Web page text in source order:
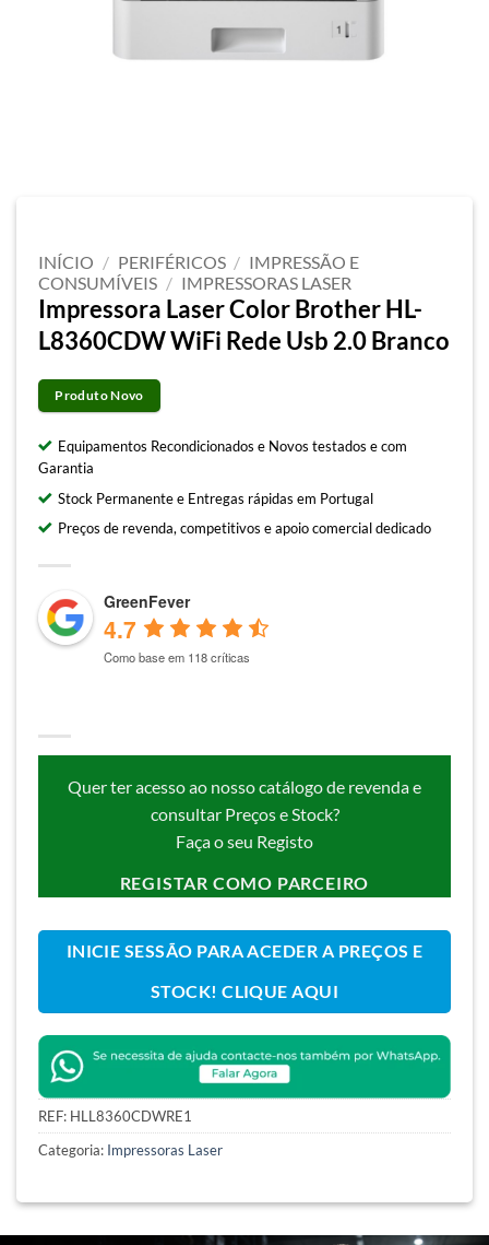
INÍCIO / PERIFÉRICOS / IMPRESSÃO E
CONSUMÍVEIS / IMPRESSORAS LASER
Impressora Laser Color Brother HL-
L8360CDW WiFi Rede Usb 2.0 Branco
Produto Novo
Equipamentos Recondicionados e Novos testados e com
Garantia
Stock Permanente e Entregas rápidas em Portugal
Preços de revenda, competitivos e apoio comercial dedicado
GreenFever
4.7
Como base em 118 críticas
Quer ter acesso ao nosso catálogo de revenda e
consultar Preços e Stock?
Faça o seu Registo
REGISTAR COMO PARCEIRO
INICIE SESSÃO PARA ACEDER A PREÇOS E
STOCK! CLIQUE AQUI
REF: HLL8360CDWRE1
Categoria: Impressoras Laser